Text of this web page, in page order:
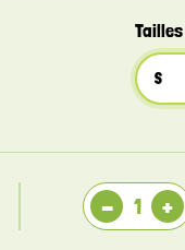
Tailles
S
L
- +